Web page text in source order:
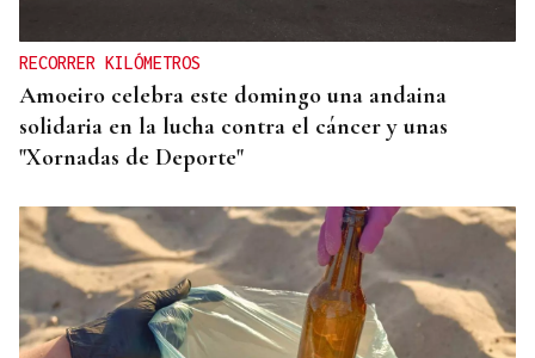
mental de los menores
RECORRER KILÓMETROS
Amoeiro celebra este domingo una andaina
solidaria en la lucha contra el cáncer y unas
"Xornadas de Deporte"